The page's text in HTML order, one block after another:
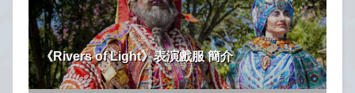
《Rivers of Light》表演戲服 簡介